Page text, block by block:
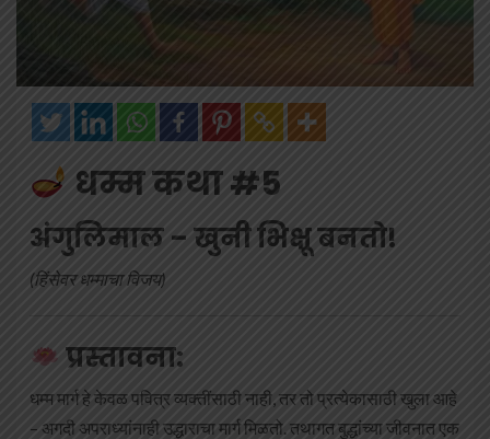
धम्म कथा #5
अंगुलिमाल – खुनी भिक्षू बनतो!
(हिंसेवर धम्माचा विजय)
प्रस्तावना:
धम्म मार्ग हे केवळ पवित्र व्यक्तींसाठी नाही, तर तो प्रत्येकासाठी खुला आहे
– अगदी अपराध्यांनाही उद्धाराचा मार्ग मिळतो. तथागत बुद्धांच्या जीवनात एक